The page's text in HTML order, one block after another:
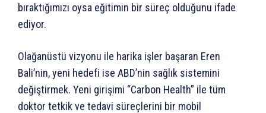
bıraktığımızı oysa eğitimin bir süreç olduğunu ifade
ediyor.
Olağanüstü vizyonu ile harika işler başaran Eren
Bali’nin, yeni hedefi ise ABD’nin sağlık sistemini
değiştirmek. Yeni girişimi “Carbon Health” ile tüm
doktor tetkik ve tedavi süreçlerini bir mobil